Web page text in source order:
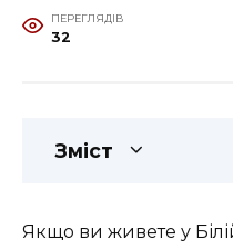
ПЕРЕГЛЯДІВ
32
Зміст
Якщо ви живете у